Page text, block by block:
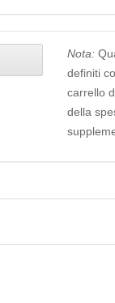
Nota:
definiti
carrello
della